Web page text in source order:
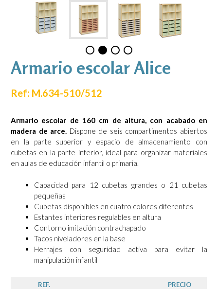
Armario escolar Alice
Ref: M.634-510/512
Armario escolar de 160 cm de altura, con acabado en
madera de arce. Dispone de seis compartimentos abiertos
en la parte superior y espacio de almacenamiento con
cubetas en la parte inferior, ideal para organizar materiales
en aulas de educación infantil o primaria.
Capacidad para 12 cubetas grandes o 21 cubetas
pequeñas
Cubetas disponibles en cuatro colores diferentes
Estantes interiores regulables en altura
Contorno imitación contrachapado
Tacos niveladores en la base
Herrajes con seguridad activa para evitar la
manipulación infantil
REF.
PRECIO